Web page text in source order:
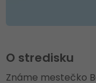
O stredisku
Známe mestečko